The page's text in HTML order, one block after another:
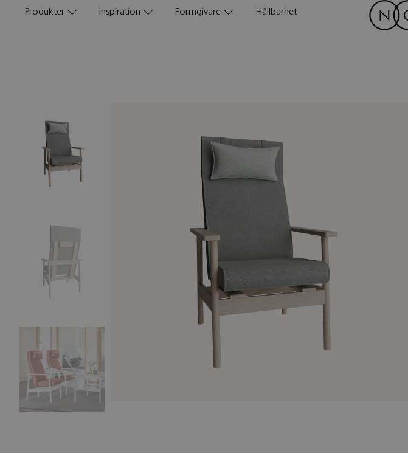
Produkter Inspiration Formgivare Hållbarhet